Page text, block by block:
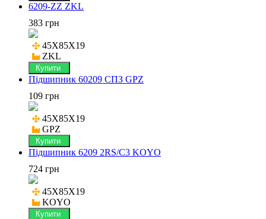
6209-ZZ ZKL
383 грн
45X85X19
ZKL
Купити
Підшипник 60209 СПЗ GPZ
109 грн
45X85X19
GPZ
Купити
Підшипник 6209 2RS/C3 KOYO
724 грн
45X85X19
KOYO
Купити